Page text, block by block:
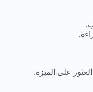
على الميزة.